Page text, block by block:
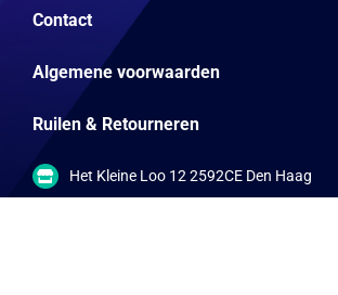
Contact
Algemene voorwaarden
Ruilen & Retourneren
Het Kleine Loo 12 2592CE Den Haag